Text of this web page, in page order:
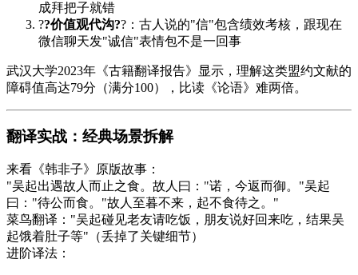
成拜把子就错
??价值观代沟??：古人说的"信"包含绩效考核，跟现在
微信聊天发"诚信"表情包不是一回事
武汉大学2023年《古籍翻译报告》显示，理解这类盟约文献的
障碍值高达79分（满分100），比读《论语》难两倍。
翻译实战：经典场景拆解
来看《韩非子》原版故事：
"吴起出遇故人而止之食。故人曰："诺，今返而御。"吴起
曰："待公而食。"故人至暮不来，起不食待之。"
菜鸟翻译："吴起碰见老友请吃饭，朋友说好回来吃，结果吴
起饿着肚子等"（丢掉了关键细节）
进阶译法：